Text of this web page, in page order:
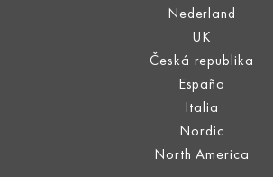
Nederland
UK
Česká republika
España
Italia
Nordic
North America